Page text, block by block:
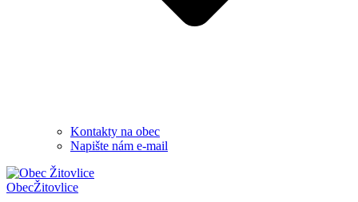
Kontakty na obec
Napište nám e-mail
ObecŽitovlice